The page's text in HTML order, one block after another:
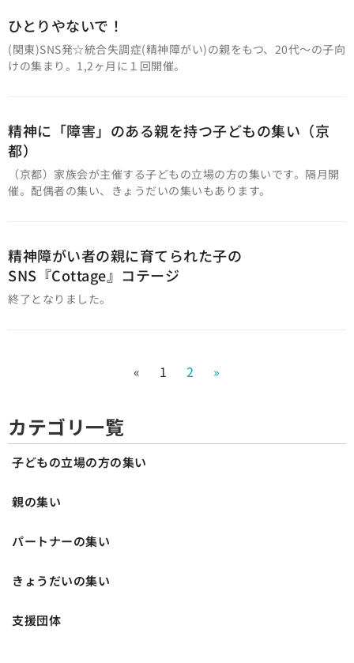
ひとりやないで！
(関東)SNS発☆統合失調症(精神障がい)の親をもつ、20代～の子向
けの集まり。1,2ヶ月に１回開催。
精神に「障害」のある親を持つ子どもの集い（京
都）
（京都）家族会が主催する子どもの立場の方の集いです。隔月開
催。配偶者の集い、きょうだいの集いもあります。
精神障がい者の親に育てられた子の
SNS『Cottage』コテージ
終了となりました。
« 1 2 »
カテゴリ一覧
子どもの立場の方の集い
親の集い
パートナーの集い
きょうだいの集い
支援団体